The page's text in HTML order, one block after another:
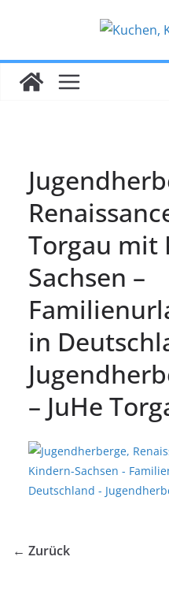
Torgau mit
Sachsen –
in
– JuHe
← Zurück